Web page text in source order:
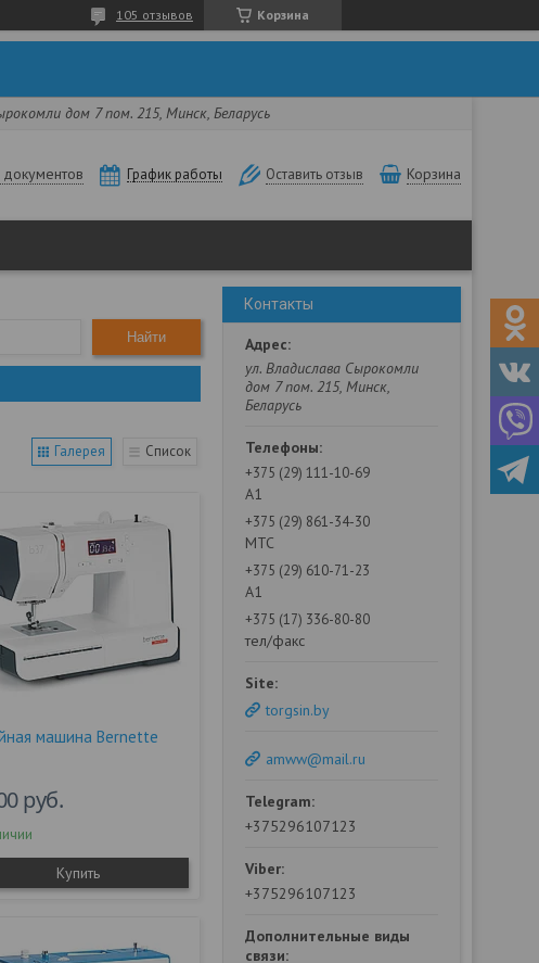
Корзина
105 отзывов
дом 7 пом. 215, Минск, Беларусь
График работы Оставить отзыв Корзина
Найти
Галерея Список
машина Bernette
руб.
Купить
Контакты
ул. Владислава Сырокомли
дом 7 пом. 215, Минск,
Беларусь
+375 (29) 111-10-69
А1
+375 (29) 861-34-30
МТС
+375 (29) 610-71-23
А1
+375 (17) 336-80-80
тел/факс
torgsin.by
amww@mail.ru
+375296107123
+375296107123